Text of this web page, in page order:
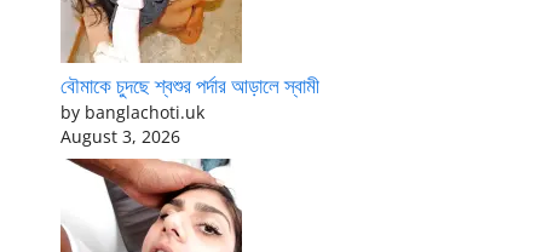
বৌমাকে চুদছে শ্বশুর পর্দার আড়ালে স্বামী
by banglachoti.uk
August 3, 2026